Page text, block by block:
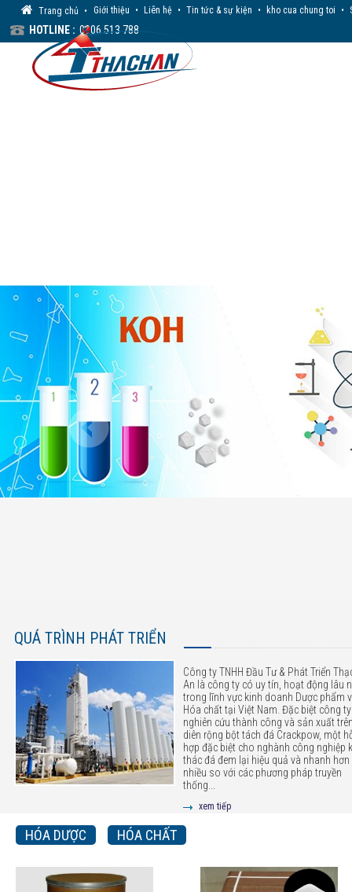
Trang chủ • Giới thiệu • Liên hệ • Tin tức & sự kiện • kho cua chung toi •
HOTLINE : 0906 513 788
QUÁ TRÌNH PHÁT TRIỂN
Công ty TNHH Đầu Tư & Phát Triển
An là công ty có uy tín, hoạt động lâu
trong lĩnh vực kinh doanh Dược phẩm
Hóa chất tại Việt Nam. Đặc biệt công
nghiên cứu thành công và sản xuất
diên rộng bột tách đá Crackpow, một
hợp đặc biệt cho nghành công nghiệp
thác đá đem lại hiệu quả và nhanh
nhiều so với các phương pháp truyền
thống...
xem tiếp
HÓA DƯỢC HÓA CHẤT